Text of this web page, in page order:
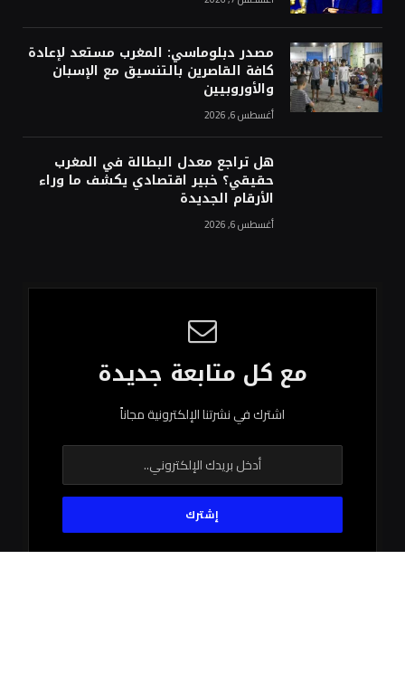
مصدر دبلوماسي: المغرب مستعد لإعادة
كافة القاصرين بالتنسيق مع الإسبان
والأوروبيين
أغسطس 6, 2026
هل تراجع معدل البطالة في المغرب
حقيقي؟ خبير اقتصادي يكشف ما وراء
الأرقام الجديدة
أغسطس 6, 2026
مع كل متابعة جديدة
اشترك في نشرتنا الإلكترونية مجاناً